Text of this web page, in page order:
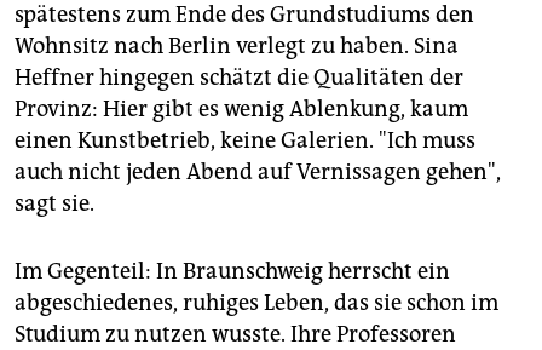
spätestens zum Ende des Grundstudiums den
Wohnsitz nach Berlin verlegt zu haben. Sina
Heffner hingegen schätzt die Qualitäten der
Provinz: Hier gibt es wenig Ablenkung, kaum
einen Kunstbetrieb, keine Galerien. "Ich muss
auch nicht jeden Abend auf Vernissagen gehen",
sagt sie.
Im Gegenteil: In Braunschweig herrscht ein
abgeschiedenes, ruhiges Leben, das sie schon im
Studium zu nutzen wusste. Ihre Professoren